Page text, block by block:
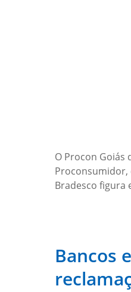
O Procon
Proconsumidor,
Bradesco
Bancos